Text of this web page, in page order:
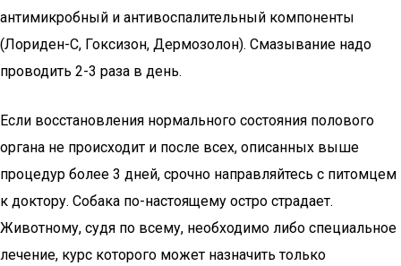
антимикробный и антивоспалительный компоненты
(Лориден-С, Гоксизон, Дермозолон). Смазывание надо
проводить 2-3 раза в день.
Если восстановления нормального состояния полового
органа не происходит и после всех, описанных выше
процедур более 3 дней, срочно направляйтесь с питомцем
к доктору. Собака по-настоящему остро страдает.
Животному, судя по всему, необходимо либо специальное
лечение, курс которого может назначить только